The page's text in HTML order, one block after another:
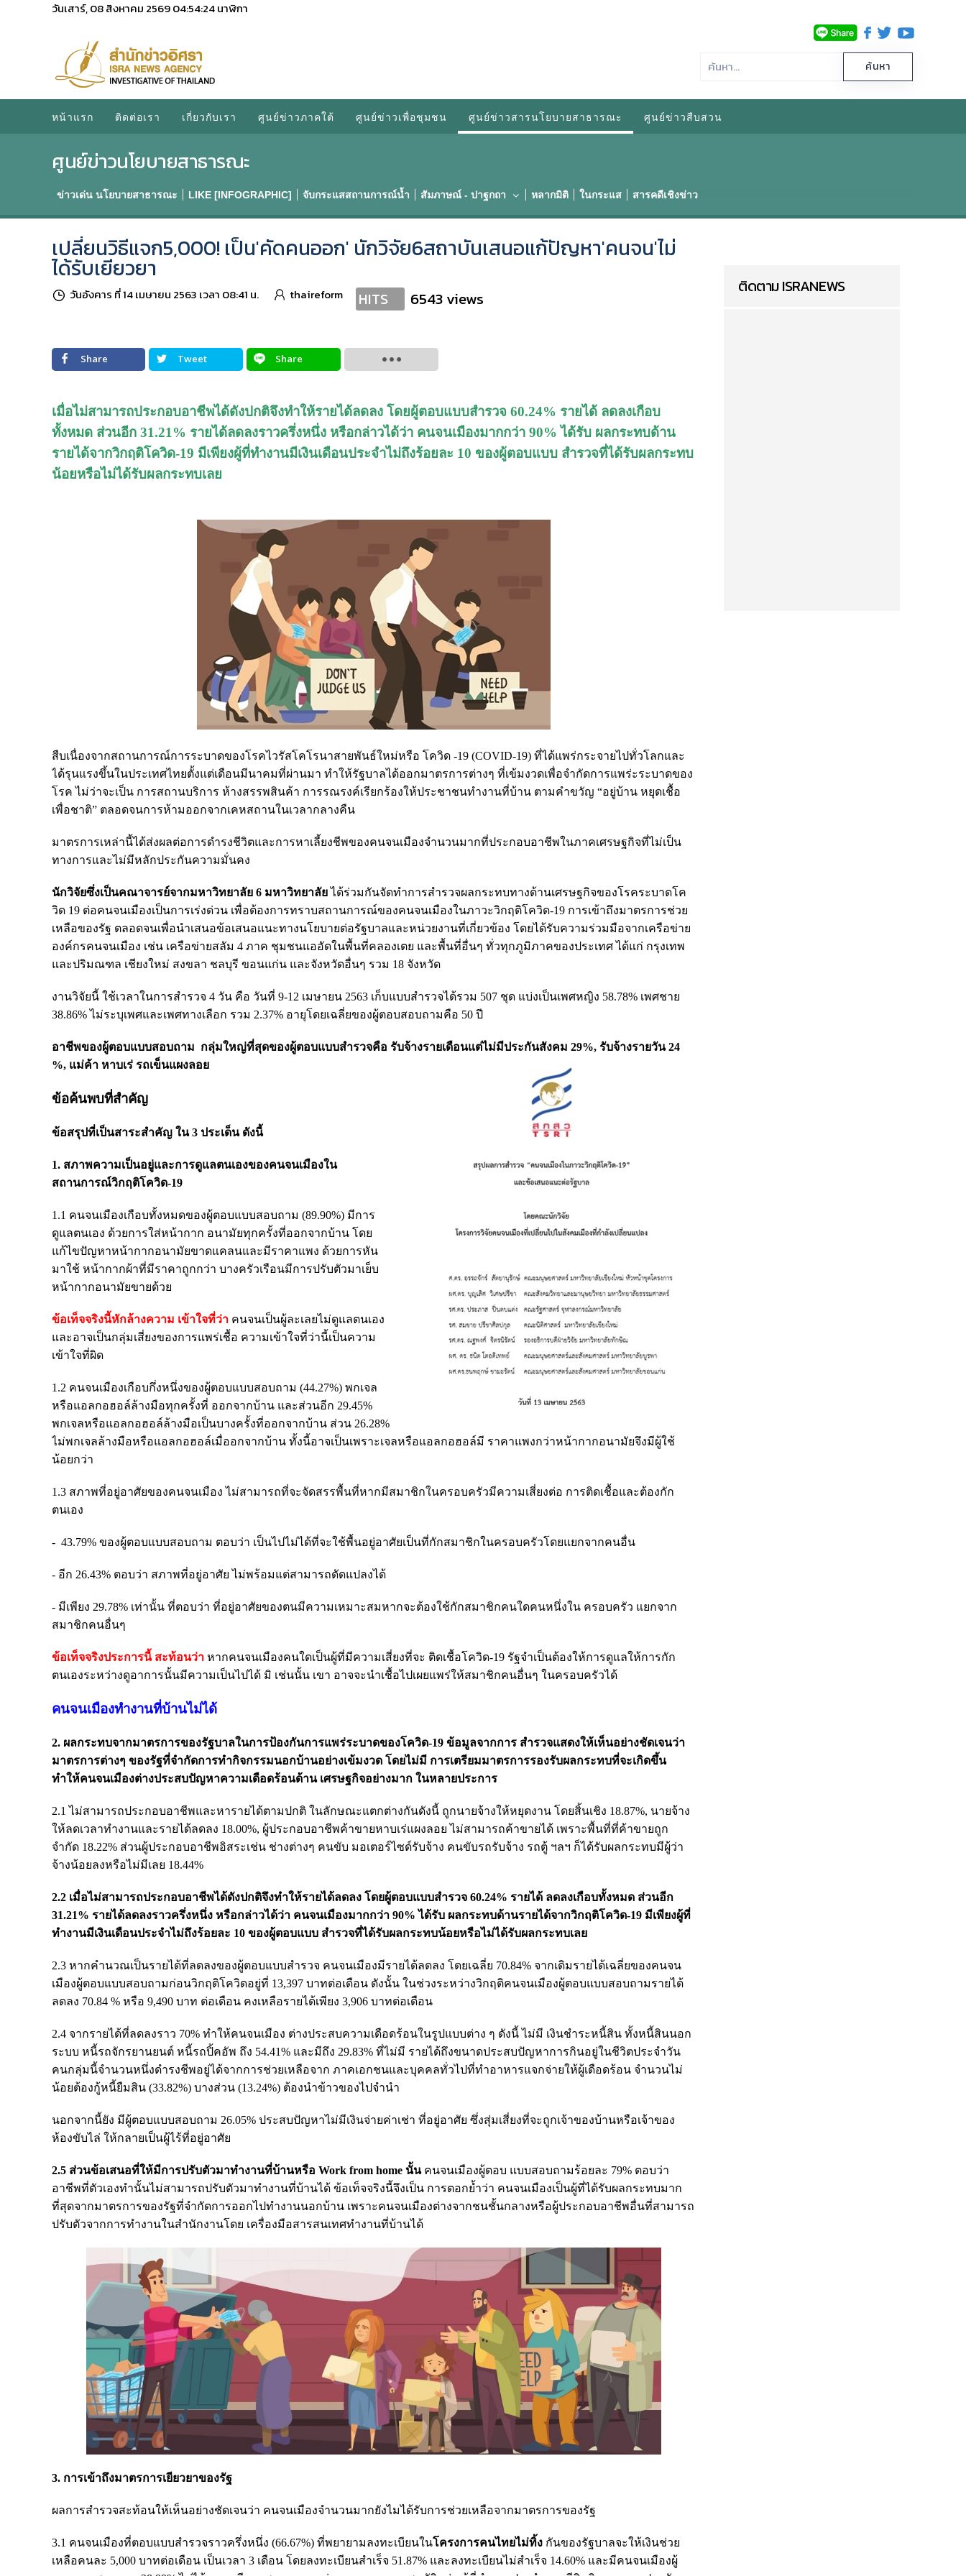
วันเสาร์, 08 สิงหาคม 256904:54:25นาฬิกา
หน้าแรก ติดต่อเรา เกี่ยวกับเรา ศูนย์ข่าวภาคใต้ ศูนย์ข่าวเพื่อชุมชน ศูนย์ข่าวสารนโยบายสาธารณะ ศูนย์ข่าวสืบสวน
ศูนย์ข่าวนโยบายสาธารณะ
ข่าวเด่น นโยบายสาธารณะ LIKE [INFOGRAPHIC] จับกระแสสถานการณ์น้ำ สัมภาษณ์ - ปาฐกถา หลากมิติ ในกระแส สารคดีเชิงข่าว
เปลี่ยนวิธีแจก5,000! เป็น'คัดคนออก' นักวิจัย6สถาบันเสนอแก้ปัญหา'คนจน'ไม่
ได้รับเยียวยา
วันอังคาร ที่ 14 เมษายน 2563 เวลา 08:41 น. thaireform HITS 6543 views
Share Tweet Share
เมื่อไม่สามารถประกอบอาชีพได้ดังปกติจึงทำให้รายได้ลดลง โดยผู้ตอบแบบสำรวจ 60.24% รายได้ ลดลงเกือบ
ทั้งหมด ส่วนอีก 31.21% รายได้ลดลงราวครึ่งหนึ่ง หรือกล่าวได้ว่า คนจนเมืองมากกว่า 90% ได้รับ ผลกระทบด้าน
รายได้จากวิกฤติโควิด-19 มีเพียงผู้ที่ทำงานมีเงินเดือนประจำไม่ถึงร้อยละ 10 ของผู้ตอบแบบ สำรวจที่ได้รับผลกระทบ
น้อยหรือไม่ได้รับผลกระทบเลย
สืบเนื่องจากสถานการณ์การระบาดของโรคไวรัสโคโรนาสายพันธ์ใหม่หรือ โควิด -19 (COVID-19) ที่ได้แพร่กระจายไปทั่วโลกและ
ได้รุนแรงขึ้นในประเทศไทยตั้งแต่เดือนมีนาคมที่ผ่านมา ทำให้รัฐบาลได้ออกมาตรการต่างๆ ที่เข้มงวดเพื่อจำกัดการแพร่ะระบาดของ
โรค ไม่ว่าจะเป็น การสถานบริการ ห้างสรรพสินค้า การรณรงค์เรียกร้องให้ประชาชนทำงานที่บ้าน ตามคำขวัญ “อยู่บ้าน หยุดเชื้อ
เพื่อชาติ” ตลอดจนการห้ามออกจากเคหสถานในเวลากลางคืน
มาตรการเหล่านี้ได้ส่งผลต่อการดำรงชีวิตและการหาเลี้ยงชีพของคนจนเมืองจำนวนมากที่ประกอบอาชีพในภาคเศรษฐกิจที่ไม่เป็น
ทางการและไม่มีหลักประกันความมั่นคง
นักวิจัยซึ่งเป็นคณาจารย์จากมหาวิทยาลัย 6 มหาวิทยาลัยได้ร่วมกันจัดทำการสำรวจผลกระทบทางด้านเศรษฐกิจของโรคระบาดโค
วิด 19 ต่อคนจนเมืองเป็นการเร่งด่วน เพื่อต้องการทราบสถานการณ์ของคนจนเมืองในภาวะวิกฤติโควิด-19 การเข้าถึงมาตรการช่วย
เหลือของรัฐ ตลอดจนเพื่อนำเสนอข้อเสนอแนะทางนโยบายต่อรัฐบาลและหน่วยงานที่เกี่ยวข้อง โดยได้รับความร่วมมือจากเครือข่าย
องค์กรคนจนเมือง เช่น เครือข่ายสลัม 4 ภาค ชุมชนแออัดในพื้นที่คลองเตย และพื้นที่อื่นๆ ทั่วทุกภูมิภาคของประเทศ ได้แก่ กรุงเทพ
และปริมณฑล เชียงใหม่ สงขลา ชลบุรี ขอนแก่น และจังหวัดอื่นๆ รวม 18 จังหวัด
งานวิจัยนี้ ใช้เวลาในการสำรวจ 4 วัน คือ วันที่ 9-12 เมษายน 2563 เก็บแบบสำรวจได้รวม 507 ชุด แบ่งเป็นเพศหญิง 58.78% เพศชาย
38.86% ไม่ระบุเพศและเพศทางเลือก รวม 2.37% อายุโดยเฉลี่ยของผู้ตอบสอบถามคือ 50 ปี
อาชีพของผู้ตอบแบบสอบถาม กลุ่มใหญ่ที่สุดของผู้ตอบแบบสำรวจคือ รับจ้างรายเดือนแต่ไม่มีประกันสังคม 29%, รับจ้างรายวัน 24
%, แม่ค้า หาบเร่ รถเข็นแผงลอย
ข้อค้นพบที่สำคัญ
ข้อสรุปที่เป็นสาระสำคัญ ใน 3 ประเด็น ดังนี้
1. สภาพความเป็นอยู่และการดูแลตนเองของคนจนเมืองใน
สถานการณ์วิกฤติโควิด-19
1.1 คนจนเมืองเกือบทั้งหมดของผู้ตอบแบบสอบถาม (89.90%) มีการ
ดูแลตนเอง ด้วยการใส่หน้ากาก อนามัยทุกครั้งที่ออกจากบ้าน โดย
แก้ไขปัญหาหน้ากากอนามัยขาดแคลนและมีราคาแพง ด้วยการหัน
มาใช้ หน้ากากผ้าที่มีราคาถูกกว่า บางครัวเรือนมีการปรับตัวมาเย็บ
หน้ากากอนามัยขายด้วย
ข้อเท็จจริงนี้หักล้างความ เข้าใจที่ว่า คนจนเป็นผู้ละเลยไม่ดูแลตนเอง
และอาจเป็นกลุ่มเสี่ยงของการแพร่เชื้อ ความเข้าใจที่ว่านี้เป็นความ
เข้าใจที่ผิด
1.2 คนจนเมืองเกือบกึ่งหนึ่งของผู้ตอบแบบสอบถาม (44.27%) พกเจล
หรือแอลกอฮอล์ล้างมือทุกครั้งที่ ออกจากบ้าน และส่วนอีก 29.45%
พกเจลหรือแอลกอฮอล์ล้างมือเป็นบางครั้งที่ออกจากบ้าน ส่วน 26.28%
ไม่พกเจลล้างมือหรือแอลกอฮอล์เมื่ออกจากบ้าน ทั้งนี้อาจเป็นเพราะเจลหรือแอลกอฮอล์มี ราคาแพงกว่าหน้ากากอนามัยจึงมีผู้ใช้
น้อยกว่า
1.3 สภาพที่อยู่อาศัยของคนจนเมือง ไม่สามารถที่จะจัดสรรพื้นที่หากมีสมาชิกในครอบครัวมีความเสี่ยงต่อ การติดเชื้อและต้องกัก
ตนเอง
- 43.79% ของผู้ตอบแบบสอบถาม ตอบว่า เป็นไปไม่ได้ที่จะใช้พื้นอยู่อาศัยเป็นที่กักสมาชิกในครอบครัวโดยแยกจากคนอื่น
- อีก 26.43% ตอบว่า สภาพที่อยู่อาศัย ไม่พร้อมแต่สามารถดัดแปลงได้
- มีเพียง 29.78% เท่านั้น ที่ตอบว่า ที่อยู่อาศัยของตนมีความเหมาะสมหากจะต้องใช้กักสมาชิกคนใดคนหนึ่งใน ครอบครัว แยกจาก
สมาชิกคนอื่นๆ
ข้อเท็จจริงประการนี้ สะท้อนว่า หากคนจนเมืองคนใดเป็นผู้ที่มีความเสี่ยงที่จะ ติดเชื้อโควิด-19 รัฐจำเป็นต้องให้การดูแลให้การกัก
ตนเองระหว่างดูอาการนั้นมีความเป็นไปได้ มิ เช่นนั้น เขา อาจจะนำเชื้อไปเผยแพร่ให้สมาชิกคนอื่นๆ ในครอบครัวได้
คนจนเมืองทำงานที่บ้านไม่ได้
2. ผลกระทบจากมาตรการของรัฐบาลในการป้องกันการแพร่ระบาดของโควิด-19 ข้อมูลจากการ สำรวจแสดงให้เห็นอย่างชัดเจนว่า
มาตรการต่างๆ ของรัฐที่จำกัดการทำกิจกรรมนอกบ้านอย่างเข้มงวด โดยไม่มี การเตรียมมาตรการรองรับผลกระทบที่จะเกิดขึ้น
ทำให้คนจนเมืองต่างประสบปัญหาความเดือดร้อนด้าน เศรษฐกิจอย่างมาก ในหลายประการ
2.1 ไม่สามารถประกอบอาชีพและหารายได้ตามปกติ ในลักษณะแตกต่างกันดังนี้ ถูกนายจ้างให้หยุดงาน โดยสิ้นเชิง 18.87%, นายจ้าง
ให้ลดเวลาทำงานและรายได้ลดลง 18.00%, ผู้ประกอบอาชีพค้าขายหาบเร่แผงลอย ไม่สามารถค้าขายได้ เพราะพื้นที่ที่ค้าขายถูก
จำกัด 18.22% ส่วนผู้ประกอบอาชีพอิสระเช่น ช่างต่างๆ คนขับ มอเตอร์ไซด์รับจ้าง คนขับรถรับจ้าง รถตู้ ฯลฯ ก็ได้รับผลกระทบมีผู้ว่า
จ้างน้อยลงหรือไม่มีเลย 18.44%
2.2 เมื่อไม่สามารถประกอบอาชีพได้ดังปกติจึงทำให้รายได้ลดลง โดยผู้ตอบแบบสำรวจ 60.24% รายได้ ลดลงเกือบทั้งหมด ส่วนอีก
31.21% รายได้ลดลงราวครึ่งหนึ่ง หรือกล่าวได้ว่า คนจนเมืองมากกว่า 90% ได้รับ ผลกระทบด้านรายได้จากวิกฤติโควิด-19 มีเพียงผู้ที่
ทำงานมีเงินเดือนประจำไม่ถึงร้อยละ 10 ของผู้ตอบแบบ สำรวจที่ได้รับผลกระทบน้อยหรือไม่ได้รับผลกระทบเลย
2.3 หากคำนวณเป็นรายได้ที่ลดลงของผู้ตอบแบบสำรวจ คนจนเมืองมีรายได้ลดลง โดยเฉลี่ย 70.84% จากเดิมรายได้เฉลี่ยของคนจน
เมืองผู้ตอบแบบสอบถามก่อนวิกฤติโควิดอยู่ที่ 13,397 บาทต่อเดือน ดังนั้น ในช่วงระหว่างวิกฤติคนจนเมืองผู้ตอบแบบสอบถามรายได้
ลดลง 70.84 % หรือ 9,490 บาท ต่อเดือน คงเหลือรายได้เพียง 3,906 บาทต่อเดือน
2.4 จากรายได้ที่ลดลงราว 70% ทำให้คนจนเมือง ต่างประสบความเดือดร้อนในรูปแบบต่าง ๆ ดังนี้ ไม่มี เงินชำระหนี้สิน ทั้งหนี้สินนอก
ระบบ หนี้รถจักรยานยนต์ หนี้รถปิ้คอัพ ถึง 54.41% และมีถึง 29.83% ที่ไม่มี รายได้ถึงขนาดประสบปัญหาการกินอยู่ในชีวิตประจำวัน
คนกลุ่มนี้จำนวนหนึ่งดำรงชีพอยู่ได้จากการช่วยเหลือจาก ภาคเอกชนและบุคคลทั่วไปที่ทำอาหารแจกจ่ายให้ผู้เดือดร้อน จำนวนไม่
น้อยต้องกู้หนี้ยืมสิน (33.82%) บางส่วน (13.24%) ต้องนำข้าวของไปจำนำ
นอกจากนี้ยัง มีผู้ตอบแบบสอบถาม 26.05% ประสบปัญหาไม่มีเงินจ่ายค่าเช่า ที่อยู่อาศัย ซึ่งสุ่มเสี่ยงที่จะถูกเจ้าของบ้านหรือเจ้าของ
ห้องขับไล่ ให้กลายเป็นผู้ไร้ที่อยู่อาศัย
2.5 ส่วนข้อเสนอที่ให้มีการปรับตัวมาทำงานที่บ้านหรือ Work from home นั้นคนจนเมืองผู้ตอบ แบบสอบถามร้อยละ 79% ตอบว่า
อาชีพที่ตัวเองทำนั้นไม่สามารถปรับตัวมาทำงานที่บ้านได้ ข้อเท็จจริงนี้จึงเป็น การตอกย้ำว่า คนจนเมืองเป็นผู้ที่ได้รับผลกระทบมาก
ที่สุดจากมาตรการของรัฐที่จำกัดการออกไปทำงานนอกบ้าน เพราะคนจนเมืองต่างจากชนชั้นกลางหรือผู้ประกอบอาชีพอื่นที่สามารถ
ปรับตัวจากการทำงานในสำนักงานโดย เครื่องมือสารสนเทศทำงานที่บ้านได้
3. การเข้าถึงมาตรการเยียวยาของรัฐ
ผลการสำรวจสะท้อนให้เห็นอย่างชัดเจนว่า คนจนเมืองจำนวนมากยังไมได้รับการช่วยเหลือจากมาตรการของรัฐ
3.1 คนจนเมืองที่ตอบแบบสำรวจราวครึ่งหนึ่ง (66.67%) ที่พยายามลงทะเบียนในโครงการคนไทยไม่ทิ้ง กันของรัฐบาลจะให้เงินช่วย
เหลือคนละ 5,000 บาทต่อเดือน เป็นเวลา 3 เดือน โดยลงทะเบียนสำเร็จ 51.87% และลงทะเบียนไม่สำเร็จ 14.60% และมีคนจนเมืองผู้
ติดตาม ISRANEWS